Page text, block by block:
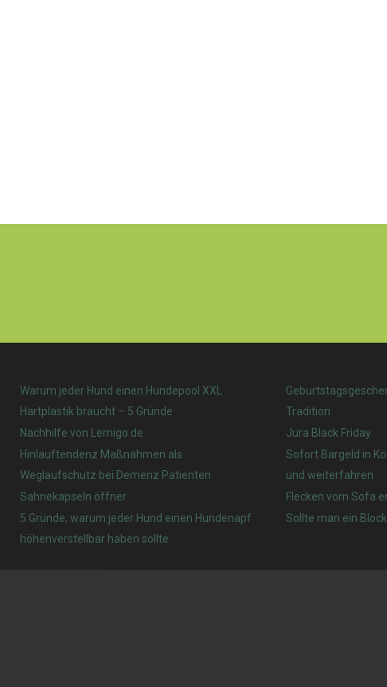
Warum jeder Hund einen Hundepool XXL
Hartplastik braucht – 5 Gründe
Nachhilfe von Lernigo.de
Hinlauftendenz Maßnahmen als
Weglaufschutz bei Demenz Patienten
Sahnekapseln öffner
5 Gründe, warum jeder Hund einen Hundenapf
höhenverstellbar haben sollte
Tradition
Jura Black Friday
Sofort Bargeld in
und weiterfahren
Flecken vom Sofa
Sollte man ein